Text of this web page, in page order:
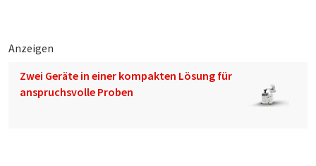
Anzeigen
Zwei Geräte in einer kompakten Lösung für
anspruchsvolle Proben